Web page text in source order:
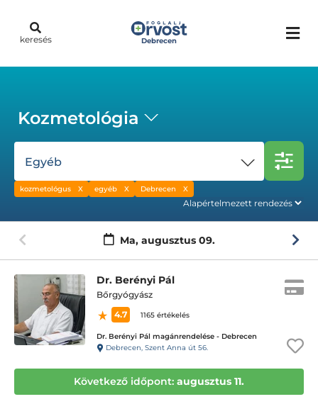
keresés Debrecen
Kozmetológia
Egyéb
kozmetológus egyéb Debrecen
Ma, augusztus 09.
Dr. Berényi Pál
Bőrgyógyász
4.7
1165 értékelés
Dr. Berényi Pál magánrendelése - Debrecen
Debrecen, Szent Anna út 56.
Következő időpont: augusztus 11.